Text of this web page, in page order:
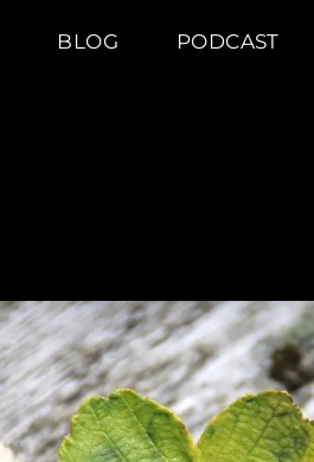
BLOG PODCAST